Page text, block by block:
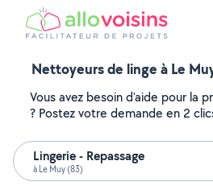
Nettoyeurs de linge à Le
Vous avez besoin d'aide pour la
? Postez votre demande en 2
Lingerie - Repassage
à Le Muy (83)